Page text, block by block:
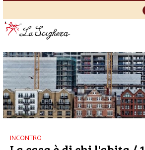
INCONTRO